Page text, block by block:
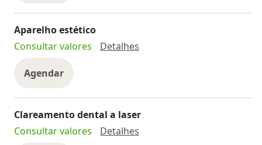
Aparelho estético
Consultar valores
Detalhes
Agendar
Clareamento dental a laser
Consultar valores
Detalhes